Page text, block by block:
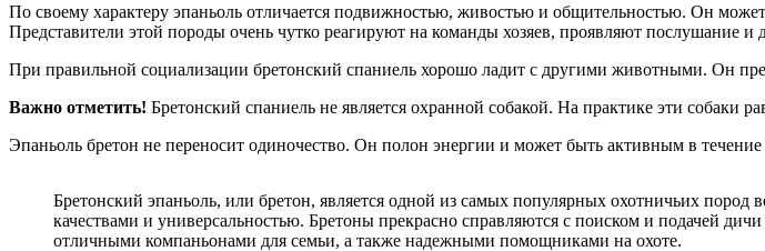
По своему характеру эпаньоль отличается подвижностью, живостью и общительностью. Он
Представители этой породы очень чутко реагируют на команды хозяев, проявляют послушание
При правильной социализации бретонский спаниель хорошо ладит с другими животными. Он
Важно отметить! Бретонский спаниель не является охранной собакой. На практике эти собаки
Эпаньоль бретон не переносит одиночество. Он полон энергии и может быть активным в течение
Бретонский эпаньоль, или бретон, является одной из самых популярных охотничьих
качествами и универсальностью. Бретоны прекрасно справляются с поиском и подачей
отличными компаньонами для семьи, а также надежными помощниками на охоте.